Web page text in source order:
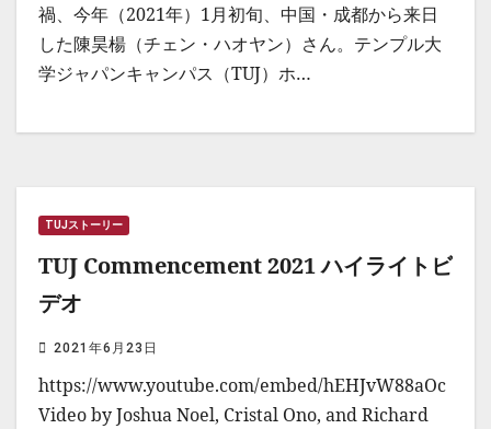
禍、今年（2021年）1月初旬、中国・成都から来日
した陳昊楊（チェン・ハオヤン）さん。テンプル大
学ジャパンキャンパス（TUJ）ホ…
TUJストーリー
TUJ Commencement 2021 ハイライトビ
デオ
2021年6月23日
https://www.youtube.com/embed/hEHJvW88aOc
Video by Joshua Noel, Cristal Ono, and Richard